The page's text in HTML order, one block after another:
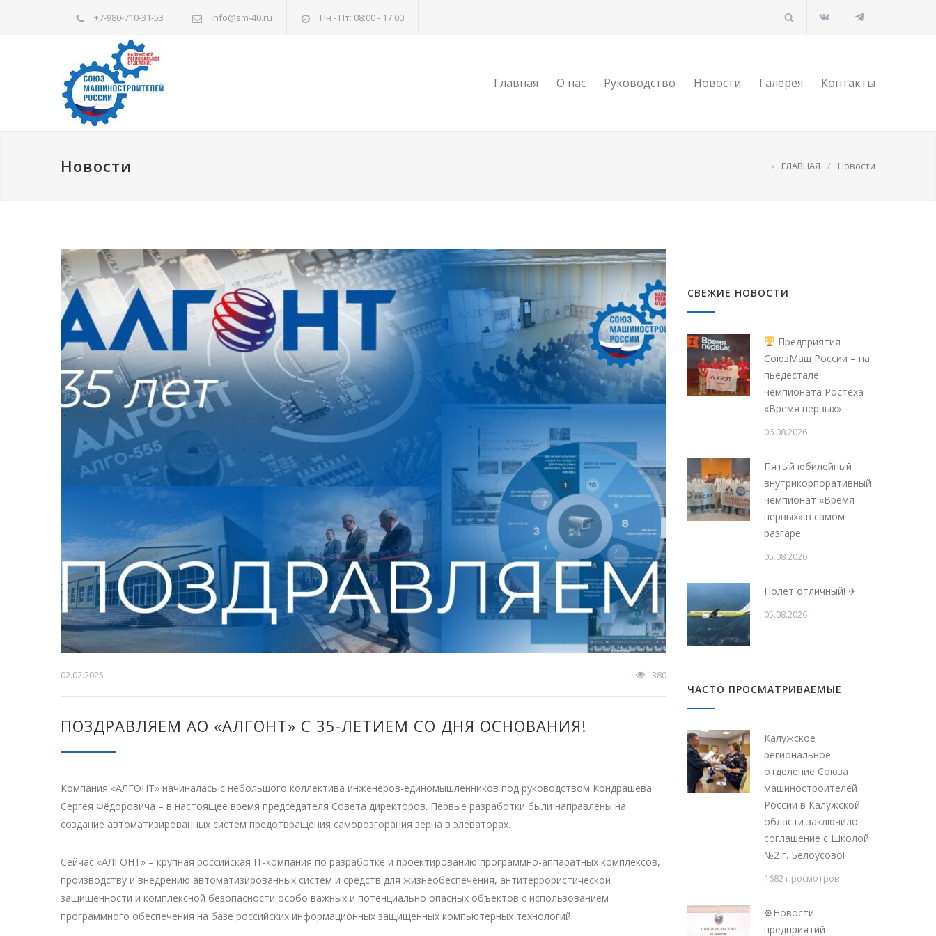
+7-980-710-31-53 info@sm-40.ru Пн - Пт: 08:00 - 17:00
Главная О нас Руководство Новости Галерея Контакты
Новости › ГЛАВНАЯ / Новости
02.02.2025 380
ПОЗДРАВЛЯЕМ АО «АЛГОНТ» С 35-ЛЕТИЕМ СО ДНЯ ОСНОВАНИЯ!
Компания «АЛГОНТ» начиналась с небольшого коллектива инженеров-единомышленников под руководством Кондрашева
Сергея Фёдоровича – в настоящее время председателя Совета директоров. Первые разработки были направлены на
создание автоматизированных систем предотвращения самовозгорания зерна в элеваторах.
Сейчас «АЛГОНТ» – крупная российская IT-компания по разработке и проектированию программно-аппаратных комплексов,
производству и внедрению автоматизированных систем и средств для жизнеобеспечения, антитеррористической
защищенности и комплексной безопасности особо важных и потенциально опасных объектов с использованием
программного обеспечения на базе российских информационных защищенных компьютерных технологий.
СВЕЖИЕ НОВОСТИ
Предприятия
СоюзМаш России – на
пьедестале
чемпионата Ростеха
«Время первых»
06.08.2026
Пятый юбилейный
внутрикорпоративный
чемпионат «Время
первых» в самом
разгаре
05.08.2026
Полёт отличный! ✈
05.08.2026
ЧАСТО ПРОСМАТРИВАЕМЫЕ
Калужское
региональное
отделение Союза
машиностроителей
России в Калужской
области заключило
соглашение с Школой
№2 г. Белоусово!
1682 просмотров
⚙Новости
предприятий